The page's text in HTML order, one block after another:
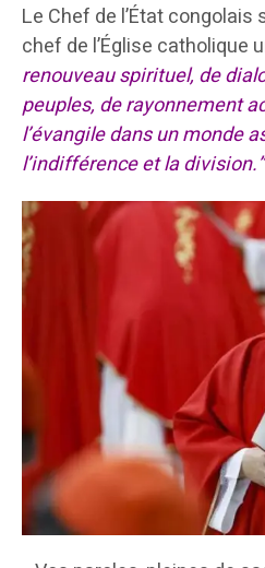
Le Chef de l’État
chef de l’Église catholique
renouveau spirituel, de
peuples, de rayonnement
l’évangile dans un monde
l’indifférence et la division.”